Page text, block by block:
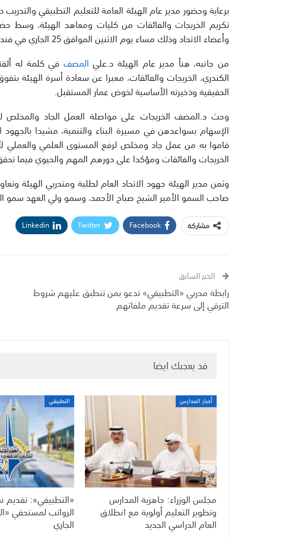
برعاية وحضور مدير عام الهيئة العامة للتعليم التطبيقي والتدريب
تكريم الخريجات والفائقات من كليات ومعاهد الهيئة، وسط
وأعضاء الاتحاد وذلك مساء يوم الاثنين الموافق 25 الجاري في فندق الريجنسي.
من جانبه، هنأ مدير عام الهيئة د.علي المضف في كلمة له
الكندري، الخريجات والفائقات، معبرا عن سعادة أسرة الهيئة
الحقيقية وذخيرته الأساسية لخوض غمار المستقبل.
وحث د.المضف الخريجات على مواصلة العمل الجاد والمخلص
الإسهام بسواعدهن في مسيرة البناء والتنمية، مشيدا بالجهود
قاموا به من عمل جاد ومخلص لرفع المستوى العلمي والعملي
الخريجات والفائقات ومؤكدا على دورهم المهم والحيوي فيما
وثمن مدير الهيئة جهود الاتحاد العام لطلبة ومتدربي الهيئة
صاحب السمو الأمير الشيخ صباح الأحمد، وسمو ولي العهد سمو
مشاركة Facebook
Twitter
Linkedin
الخبر السابق
رابطة مدربي «التطبيقي» تدعو بمن تنطبق عليهم شروط
الترقي إلى سرعة تقديم ملفاتهم
قد يعجبك ايضا
أخبار المدارس
مجلس الوزراء: جاهزية المدارس
وتطوير التعليم أولوية مع انطلاق
العام الدراسي الجديد
التطبيقي
«التطبيقي»: تقديم
الجاري